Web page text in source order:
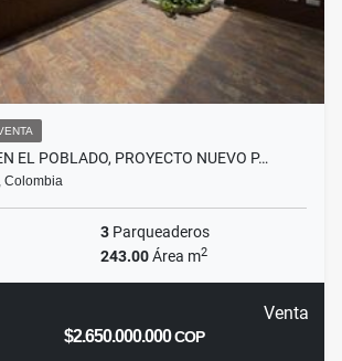
EL POBLADO, PROYECTO NUEVO P…
Colombia
3 Parqueaderos
243.00Área m2
Venta
$2.650.000.000COP